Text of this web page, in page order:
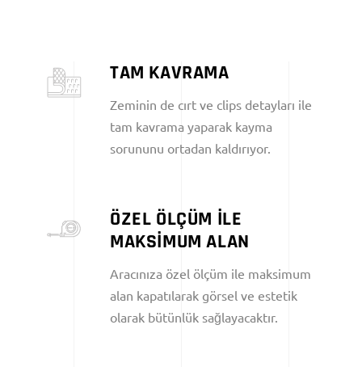
TAM KAVRAMA
Zeminin de cırt ve clips detayları ile
tam kavrama yaparak kayma
sorununu ortadan kaldırıyor.
ÖZEL ÖLÇÜM İLE
MAKSİMUM ALAN
Aracınıza özel ölçüm ile maksimum
alan kapatılarak görsel ve estetik
olarak bütünlük sağlayacaktır.